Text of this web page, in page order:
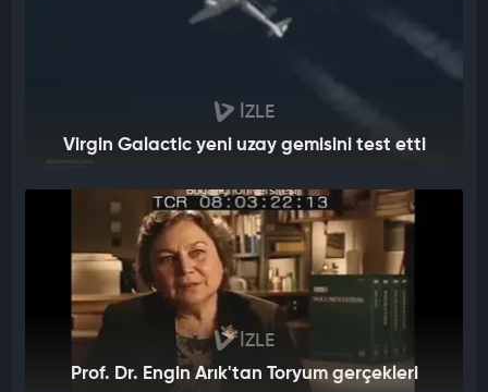
İZLE
Virgin Galactic yeni uzay gemisini test etti
İZLE
Prof. Dr. Engin Arık'tan Toryum gerçekleri